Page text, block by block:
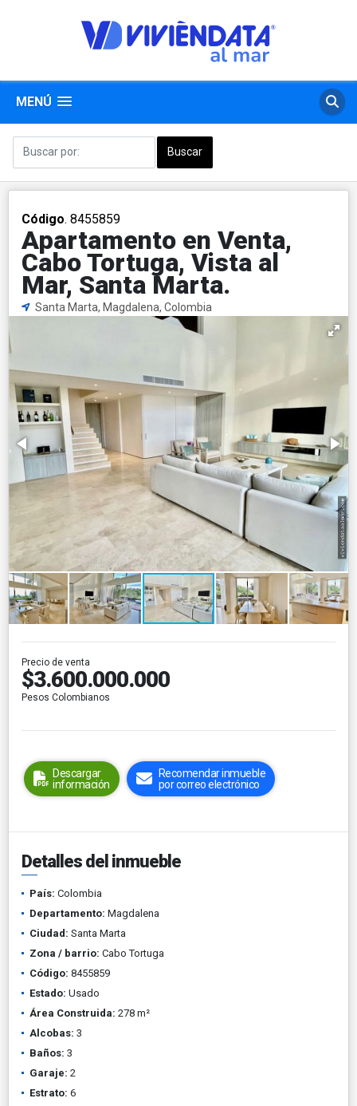
MENÚ
Código. 8455859
Apartamento en Venta,
Cabo Tortuga, Vista al
Mar, Santa Marta.
Santa Marta, Magdalena, Colombia
Precio de venta
$3.600.000.000
Pesos Colombianos
Descargar
información
Recomendar inmueble
por correo electrónico
Detalles del inmueble
País: Colombia
Departamento: Magdalena
Ciudad: Santa Marta
Zona / barrio: Cabo Tortuga
Código: 8455859
Estado: Usado
Área Construida: 278 m²
Alcobas: 3
Baños: 3
Garaje: 2
Estrato: 6